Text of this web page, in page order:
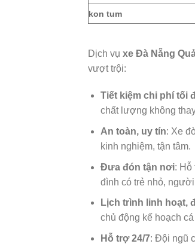
kon tum
Dịch vụ xe Đà Nẵng
vượt trội:
Tiết kiệm chi phí tối
chất lượng không
An toàn, uy tín: Xe
kinh nghiệm, tận tâm.
Đưa đón tận nơi: Hỗ
đình có trẻ nhỏ,
Lịch trình linh hoạt,
chủ động kế hoạch
Hỗ trợ 24/7: Đội ngũ